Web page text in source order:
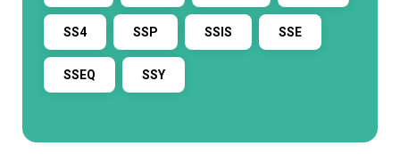
SS4 SSP SSIS SSE
SSEQ SSY